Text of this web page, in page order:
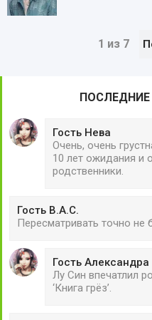
1 из 7
Гость Нева
Очень, очень
10 лет ожидания и
родственники.
Гость В.А.С.
Пересматривать точно не
Гость Александра
Лу Син впечатлил
‘Книга грёз’.